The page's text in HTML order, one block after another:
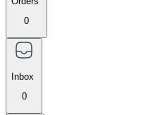
0
Inbox
0